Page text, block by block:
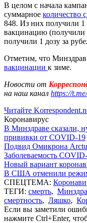
В целом с начала
суммарное количество
848. Из них получили 1
вакцинацию (получили
получили 1 дозу за
Отметим, что Минздрав
вакцинации к зиме.
Новости от
на наш канал https://
Читайте
Коронавирус
В Минздраве сказали,
прививки от COVID-19
Подвид Омикрона
Заболеваемость
Новый вариант
В США отменили
СПЕЦТЕМА:
ТЕГИ: смерть,
смертность, Ляшко,
Если вы заметили
нажмите Ctrl+Enter,